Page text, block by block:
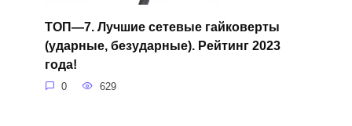
ТОП—7. Лучшие сетевые гайковерты
(ударные, безударные). Рейтинг 2023
года!
0 629